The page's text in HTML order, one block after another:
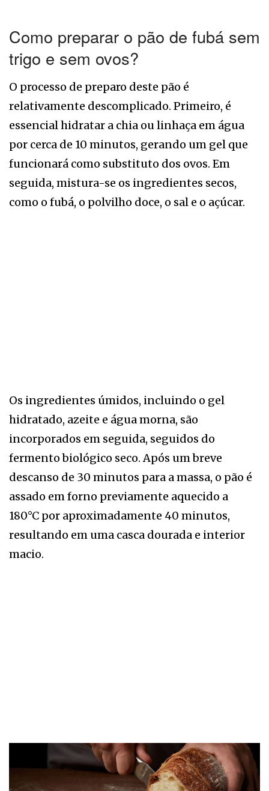
Como preparar o pão de fubá sem
trigo e sem ovos?
O processo de preparo deste pão é
relativamente descomplicado. Primeiro, é
essencial hidratar a chia ou linhaça em água
por cerca de 10 minutos, gerando um gel que
funcionará como substituto dos ovos. Em
seguida, mistura-se os ingredientes secos,
como o fubá, o polvilho doce, o sal e o açúcar.
Os ingredientes úmidos, incluindo o gel
hidratado, azeite e água morna, são
incorporados em seguida, seguidos do
fermento biológico seco. Após um breve
descanso de 30 minutos para a massa, o pão é
assado em forno previamente aquecido a
180°C por aproximadamente 40 minutos,
resultando em uma casca dourada e interior
macio.